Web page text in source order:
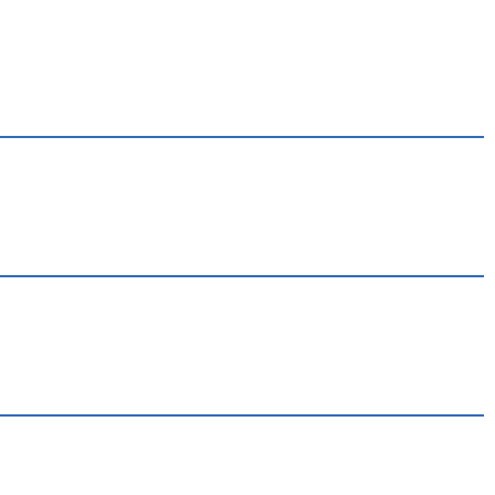
беременность и проходить
в большом количестве. Следует
определяется с учетом степени
функции мышления.
имеет ряд внешних признаков. По мере
развития. Терапия предполагает прием